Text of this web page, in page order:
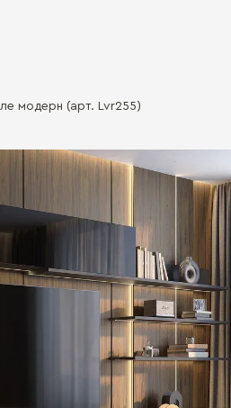
модерн (арт. Lvr255)